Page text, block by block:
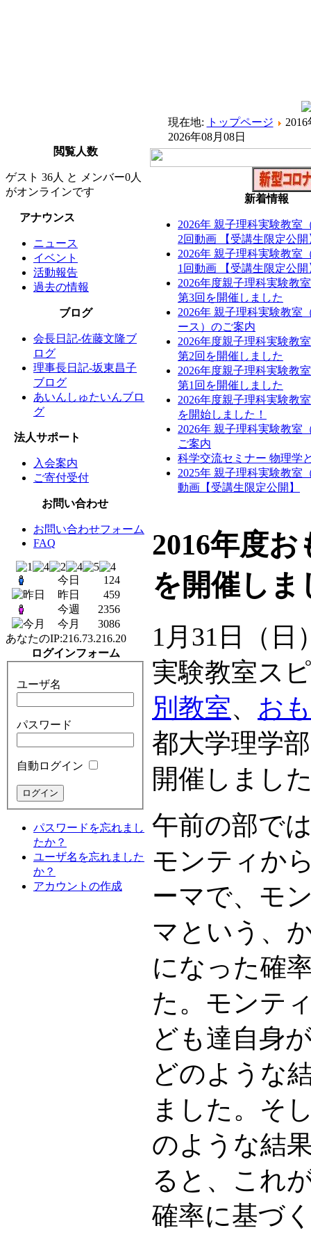
現在地: トップページ
2026年08月08日
閲覧人数
ゲスト 36人 と メンバー0人
がオンラインです
アナウンス
ニュース
イベント
活動報告
過去の情報
ブログ
会長日記-佐藤文隆ブ
ログ
理事長日記-坂東昌子
ブログ
あいんしゅたいんブロ
グ
法人サポート
入会案内
ご寄付受付
お問い合わせ
お問い合わせフォーム
FAQ
今日
124
昨日
459
今週
2356
今月
3086
あなたのIP:216.73.216.20
ログインフォーム
ユーザ名
パスワード
自動ログイン
パスワードを忘れまし
たか？
ユーザ名を忘れました
か？
アカウントの作成
新着情報
2026年 親子理科実験教室
2回動画 【受講生限定公開
2026年 親子理科実験教室
1回動画 【受講生限定公開
2026年度親子理科実験教
第3回を開催しました
2026年 親子理科実験教室
ース）のご案内
2026年度親子理科実験教
第2回を開催しました
2026年度親子理科実験教
第1回を開催しました
2026年度親子理科実験教
を開始しました！
2026年 親子理科実験教室
ご案内
科学交流セミナー 物理学
2025年 親子理科実験教室
動画【受講生限定公開】
2016年度
を開催しま
1月31日（日
実験教室ス
別教室、 お
都大学理学
開催しまし
午前の部で
モンティか
ーマで、モ
マという、
になった確
た。モンテ
ども達自身
どのような
ました。そ
のような結
ると、これ
確率に基づ